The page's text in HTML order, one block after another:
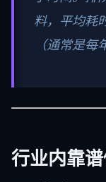
料，平均耗
（通常是每
行业内靠